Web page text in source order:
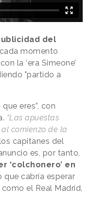
del
momento
la ‘era Simeone’
"partido a
eres”, con
“Las apuestas
comienzo de la
capitanes del
es, por tanto,
‘colchonero’ en
que cabría esperar
el Real Madrid,